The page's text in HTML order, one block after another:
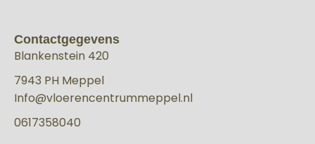
Contactgegevens
Blankenstein 420
7943 PH Meppel
Info@vloerencentrummeppel.nl
0617358040